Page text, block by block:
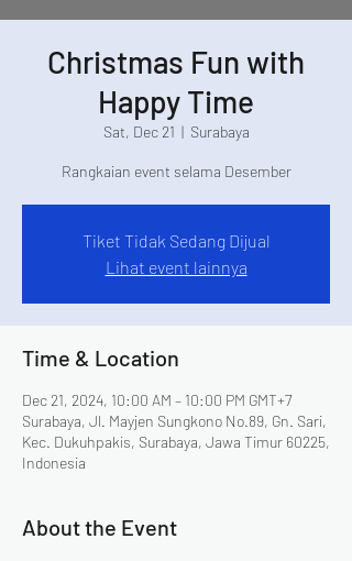
Christmas Fun with
Happy Time
Sat, Dec 21
  |
Surabaya
Rangkaian event selama Desember
Tiket Tidak Sedang Dijual
Lihat event lainnya
Time & Location
Dec 21, 2024, 10:00 AM – 10:00 PM GMT+7
Surabaya, Jl. Mayjen Sungkono No.89, Gn. Sari,
Kec. Dukuhpakis, Surabaya, Jawa Timur 60225,
Indonesia
About the Event